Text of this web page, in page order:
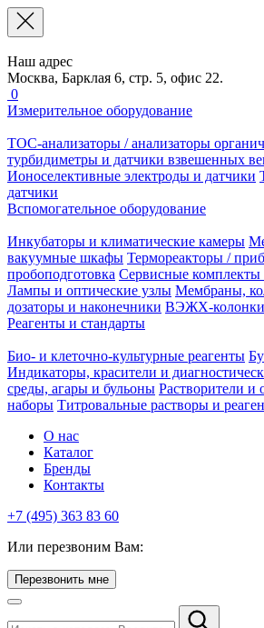
Наш адрес
Москва, Барклая 6, стр. 5, офис 22.
0
Измерительное оборудование
TOC-анализаторы / анализаторы
турбидиметры и датчики взвешенных
Ионоселективные электроды и датчики
датчики
Вспомогательное оборудование
Инкубаторы и климатические камеры
вакуумные шкафы Термореакторы /
пробоподготовка Сервисные
Лампы и оптические узлы Мембраны,
дозаторы и наконечники ВЭЖХ-колонки
Реагенты и стандарты
Био- и клеточно-культурные реагенты
Индикаторы, красители и
среды, агары и бульоны Растворители и
наборы Титровальные растворы и
О нас
Каталог
Бренды
Контакты
+7 (495) 363 83 60
Или перезвоним Вам:
Перезвонить мне